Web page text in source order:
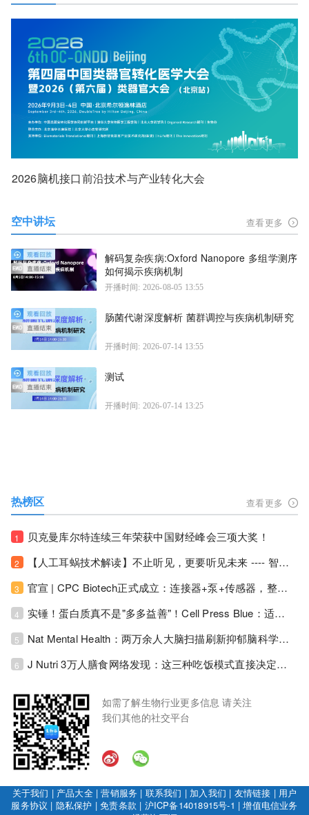
2026脑机接口前沿技术与产业转化大会
空中讲坛 查看更多
解码复杂疾病:Oxford Nanopore 多组学测序
如何揭示疾病机制
开播时间: 2026-08-05 13:55
肠菌代谢深度解析 菌群调控与疾病机制研究
开播时间: 2026-07-14 13:55
测试
开播时间: 2026-07-14 13:25
热榜区 查看更多
1 贝克曼库尔特连续三年荣获中国财经峰会三项大奖！
2 【人工耳蜗技术解读】不止听见，更要听见未来 ---- 智能耳蜗，开启人工耳蜗技术新纪元！
3 官宣 | CPC Biotech正式成立：连接器+泵+传感器，整合生物制药流体管理解决方案！
4 实锤！蛋白质真不是"多多益善"！Cell Press Blue：适度限蛋白，反而拉长健康寿命！
5 Nat Mental Health：两万余人大脑扫描刷新抑郁脑科学认知！抑郁不只是情绪病，视觉、运动脑区同步受损！
6 J Nutri 3万人膳食网络发现：这三种吃饭模式直接决定心血管风险与寿命长短！
如需了解生物行业更多信息 请关注
我们其他的社交平台
关于我们 | 产品大全|营销服务 | 联系我们 | 加入我们 | 友情链接 | 用户
服务协议 | 隐私保护 |免责条款 | 沪ICP备14018915号-1 |增值电信业务